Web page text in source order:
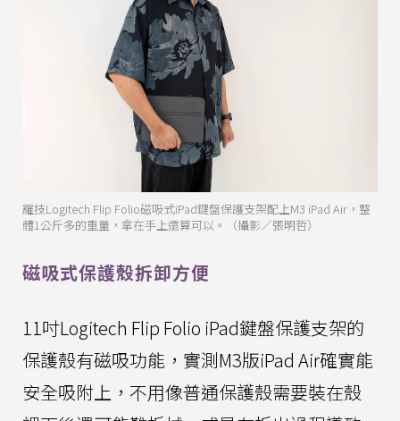
羅技Logitech Flip Folio磁吸式iPad鍵盤保護支架配上M3 iPad Air，整
體1公斤多的重量，拿在手上還算可以。（攝影／張明哲）
磁吸式保護殼拆卸方便
11吋Logitech Flip Folio iPad鍵盤保護支架的
保護殼有磁吸功能，實測M3版iPad Air確實能
安全吸附上，不用像普通保護殼需要裝在殼